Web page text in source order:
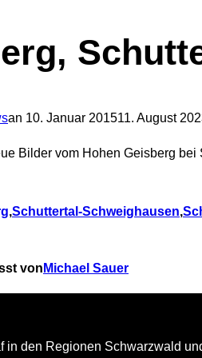
an Veröffentlicht
10. Januar 201511. August
Bilder vom Hohen Geisberg
,Schuttertal-Schweighausen,
von Michael Sauer
in den Regionen Schwarzwald